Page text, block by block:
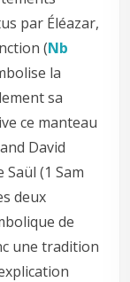
par Éléazar,
(Nb
la
sa
ce manteau
David
(1 Sam
deux
de
une tradition